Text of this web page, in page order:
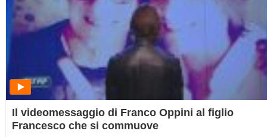
Il videomessaggio di Franco Oppini al figlio
Francesco che si commuove